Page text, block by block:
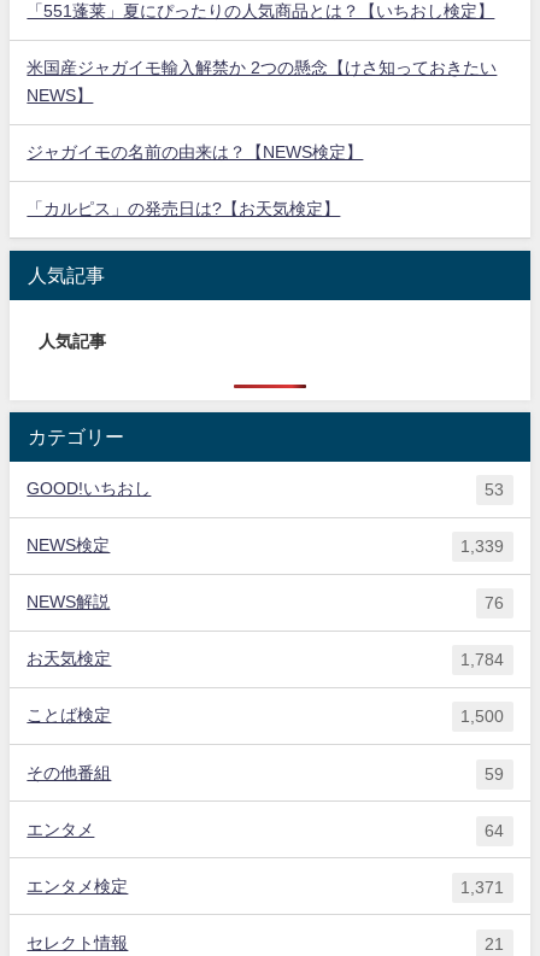
「551蓬莱」夏にぴったりの人気商品とは？【いちおし検定】
米国産ジャガイモ輸入解禁か 2つの懸念【けさ知っておきたい
NEWS】
ジャガイモの名前の由来は？【NEWS検定】
「カルピス」の発売日は?【お天気検定】
人気記事
人気記事
カテゴリー
GOOD!いちおし 53
NEWS検定 1,339
NEWS解説 76
お天気検定 1,784
ことば検定 1,500
その他番組 59
エンタメ 64
エンタメ検定 1,371
セレクト情報 21